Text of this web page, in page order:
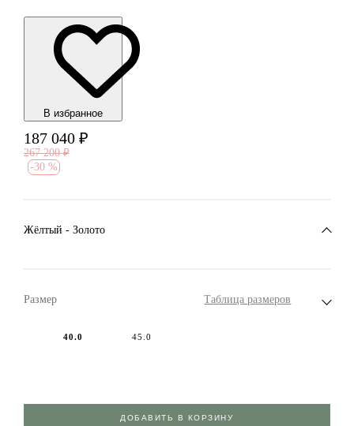
В избранноe
187 040 ₽
267 200 ₽
-30 %
Жёлтый - Золото
Размер Таблица размеров
40.0 45.0
ДОБАВИТЬ В КОРЗИНУ